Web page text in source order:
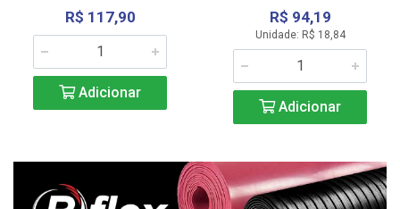
R$ 117,90
Adicionar
R$ 94,19
Unidade: R$ 18,84
Adicionar